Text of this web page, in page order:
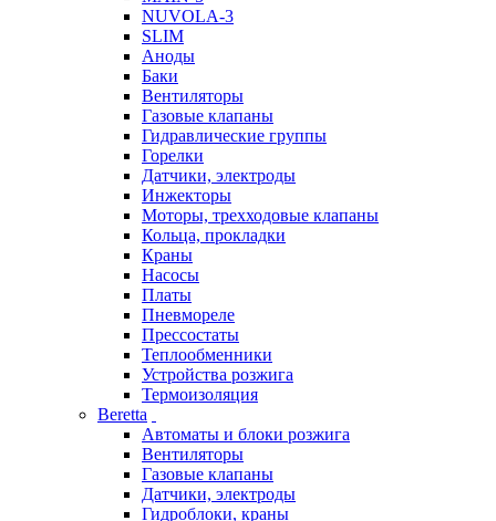
NUVOLA-3
SLIM
Аноды
Баки
Вентиляторы
Газовые клапаны
Гидравлические группы
Горелки
Датчики, электроды
Инжекторы
Моторы, трехходовые клапаны
Кольца, прокладки
Краны
Насосы
Платы
Пневмореле
Прессостаты
Теплообменники
Устройства розжига
Термоизоляция
Beretta
Автоматы и блоки розжига
Вентиляторы
Газовые клапаны
Датчики, электроды
Гидроблоки, краны